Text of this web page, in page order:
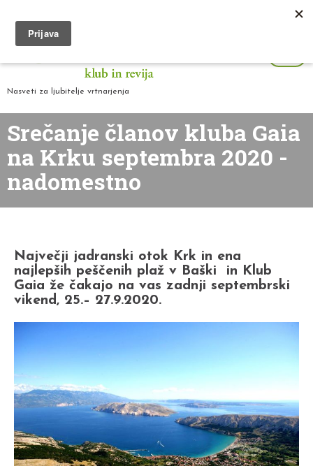
Nasveti za ljubitelje vrtnarjenja
Srečanje članov kluba Gaia
na Krku septembra 2020 -
nadomestno
Največji jadranski otok Krk in ena
najlepših peščenih plaž v Baški in Klub
Gaia že čakajo na vas zadnji septembrski
vikend, 25.– 27.9.2020.